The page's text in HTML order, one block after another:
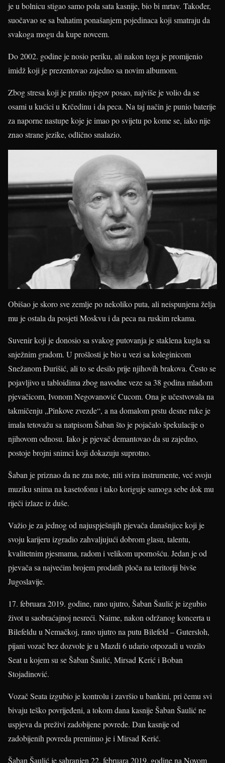
je u bolnicu stigao samo pola sata kasnije, bio bi mrtav. Također,
suočavao se sa bahatim ponašanjem pojedinaca koji smatraju da
svakoga mogu da kupe novcem.
Do 2002. godine je nosio periku, ali nakon toga je promijenio
imidž koji je prezentovao zajedno sa novim albumom.
Zbog stresa koji je pratio njegov posao, najviše je volio da se
osami u kućici u Krčedinu i da peca. Na taj način je punio baterije
za naporne nastupe koje je imao po svijetu po kome se, iako nije
znao strane jezike, odlično snalazio.
Obišao je skoro sve zemlje po nekoliko puta, ali neispunjena želja
mu je ostala da posjeti Moskvu i da peca na ruskim rekama.
Suvenir koji je donosio sa svakog putovanja je staklena kugla sa
snježnim gradom. U prošlosti je bio u vezi sa koleginicom
Snežanom Đurišić, ali to se desilo prije njihovih brakova. Često se
pojavljivo u tabloidima zbog navodne veze sa 38 godina mlađom
pjevačicom, Ivonom Negovanović Cucom. Ona je učestvovala na
takmičenju „Pinkove zvezde“, a na domalom prstu desne ruke je
imala tetovažu sa natpisom Šaban što je pojačalo špekulacije o
njihovom odnosu. Iako je pjevač demantovao da su zajedno,
postoje brojni snimci koji dokazuju suprotno.
Šaban je priznao da ne zna note, niti svira instrumente, već svoju
muziku snima na kasetofonu i tako koriguje samoga sebe dok mu
riječi izlaze iz duše.
Važio je za jednog od najuspješnijih pjevača današnjice koji je
svoju karijeru izgradio zahvaljujući dobrom glasu, talentu,
kvalitetnim pjesmama, radom i velikom upornošću. Jedan je od
pjevača sa najvećim brojem prodatih ploča na teritoriji bivše
Jugoslavije.
17. februara 2019. godine, rano ujutro, Šaban Šaulić je izgubio
život u saobraćajnoj nesreći. Naime, nakon održanog koncerta u
Bilefeldu u Nemačkoj, rano ujutro na putu Bilefeld – Gutersloh,
pijani vozač bez dozvole je u Mazdi 6 udario otpozadi u vozilo
Seat u kojem su se Šaban Šaulić, Mirsad Kerić i Boban
Stojadinović.
Vozač Seata izgubio je kontrolu i završio u bankini, pri čemu svi
bivaju teško povrijeđeni, a tokom dana kasnije Šaban Šaulić ne
uspjeva da preživi zadobijene povrede. Dan kasnije od
zadobijenih povreda preminuo je i Mirsad Kerić.
Šaban Šaulić je sahranjen 22. februara 2019. godine na Novom